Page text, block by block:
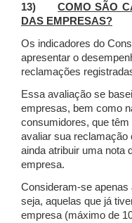
13)COMO SÃO
DAS EMPRESAS?
Os indicadores do
apresentar o
reclamações
Essa avaliação se
empresas, bem como
consumidores, que
avaliar sua reclamação
ainda atribuir uma nota
empresa.
Consideram-se
seja, aquelas que já
empresa (máximo de